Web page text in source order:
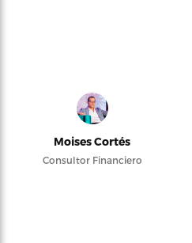
Moises Cortés
Consultor Financiero